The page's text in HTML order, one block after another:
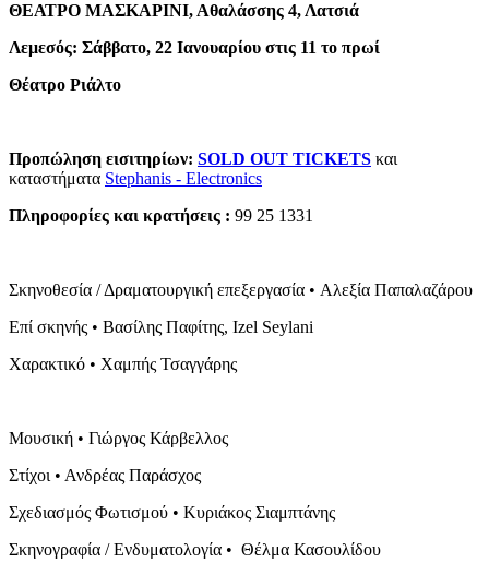
ΘΕΑΤΡΟ ΜΑΣΚΑΡΙΝΙ, Αθαλάσσης 4, Λατσιά
Λεμεσός: Σάββατο, 22 Ιανουαρίου στις 11 το πρωί
Θέατρο Ριάλτο
Προπώληση εισιτηρίων: SOLD OUT TICKETS και
καταστήματα Stephanis - Electronics
Πληροφορίες και κρατήσεις : 99 25 1331
Σκηνοθεσία / Δραματουργική επεξεργασία • Αλεξία Παπαλαζάρου
Επί σκηνής • Βασίλης Παφίτης, Izel Seylani
Χαρακτικό • Χαμπής Τσαγγάρης
Μουσική • Γιώργος Κάρβελλος
Στίχοι • Ανδρέας Παράσχος
Σχεδιασμός Φωτισμού • Κυριάκος Σιαμπτάνης
Σκηνογραφία / Ενδυματολογία • Θέλμα Κασουλίδου